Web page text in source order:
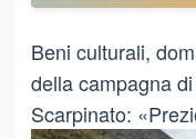
Beni culturali,
della campagna
Scarpinato: